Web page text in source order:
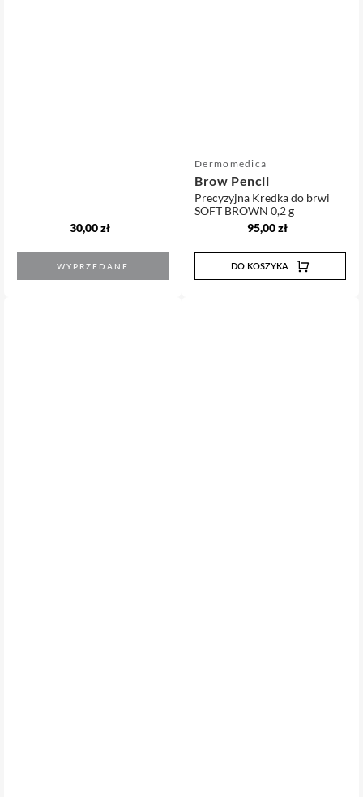
Cena
30,00 zł
WYPRZEDANE
Sprzedawca:
Dermomedica
Brow Pencil
Precyzyjna Kredka do brwi
SOFT BROWN 0,2 g
Cena
95,00 zł
DO KOSZYKA